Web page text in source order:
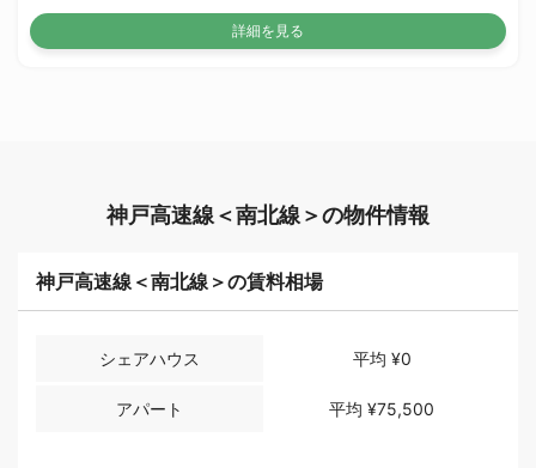
詳細を見る
神戸高速線＜南北線＞の物件情報
神戸高速線＜南北線＞の賃料相場
シェアハウス 平均 ¥0
アパート 平均 ¥75,500